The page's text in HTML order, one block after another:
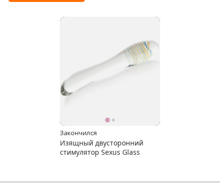
Закончился
Изящный двусторонний
стимулятор Sexus Glass